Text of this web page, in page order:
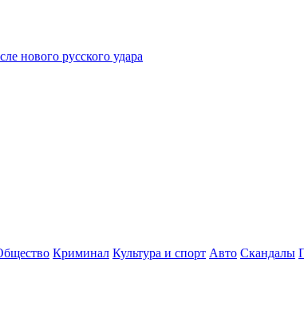
нового русского удара
Криминал Культура и спорт Авто Скандалы